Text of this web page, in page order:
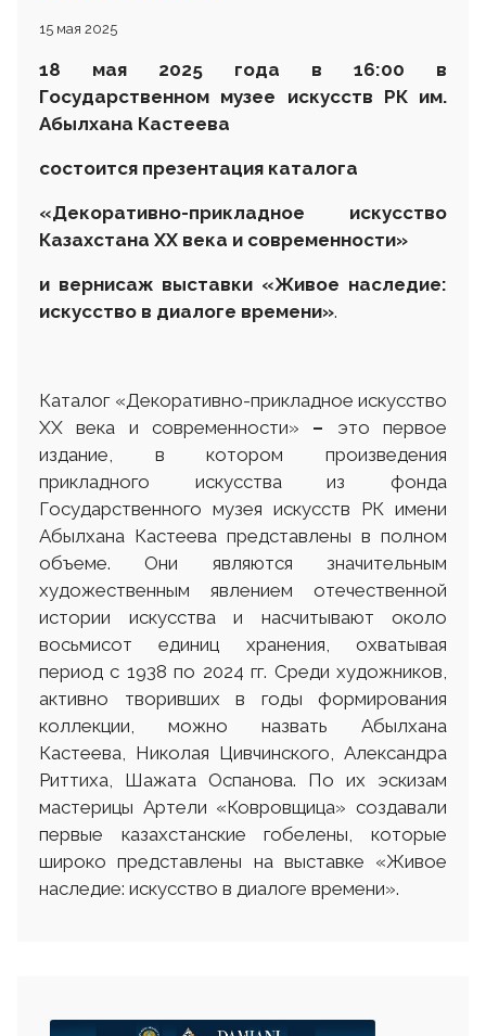
15 мая 2025
18 мая 2025 года в 16:00 в
Государственном музее искусств РК им.
Абылхана Кастеева
состоится презентация каталога
«Декоративно-прикладное искусство
Казахстана ХХ века и современности»
и вернисаж выставки «Живое наследие:
искусство в диалоге времени».
Каталог «Декоративно-прикладное искусство
ХХ века и современности» – это первое
издание, в котором произведения
прикладного искусства из фонда
Государственного музея искусств РК имени
Абылхана Кастеева представлены в полном
объеме. Они являются значительным
художественным явлением отечественной
истории искусства и насчитывают около
восьмисот единиц хранения, охватывая
период с 1938 по 2024 гг. Среди художников,
активно творивших в годы формирования
коллекции, можно назвать Абылхана
Кастеева, Николая Цивчинского, Александра
Риттиха, Шажата Оспанова. По их эскизам
мастерицы Артели «Ковровщица» создавали
первые казахстанские гобелены, которые
широко представлены на выставке «Живое
наследие: искусство в диалоге времени».